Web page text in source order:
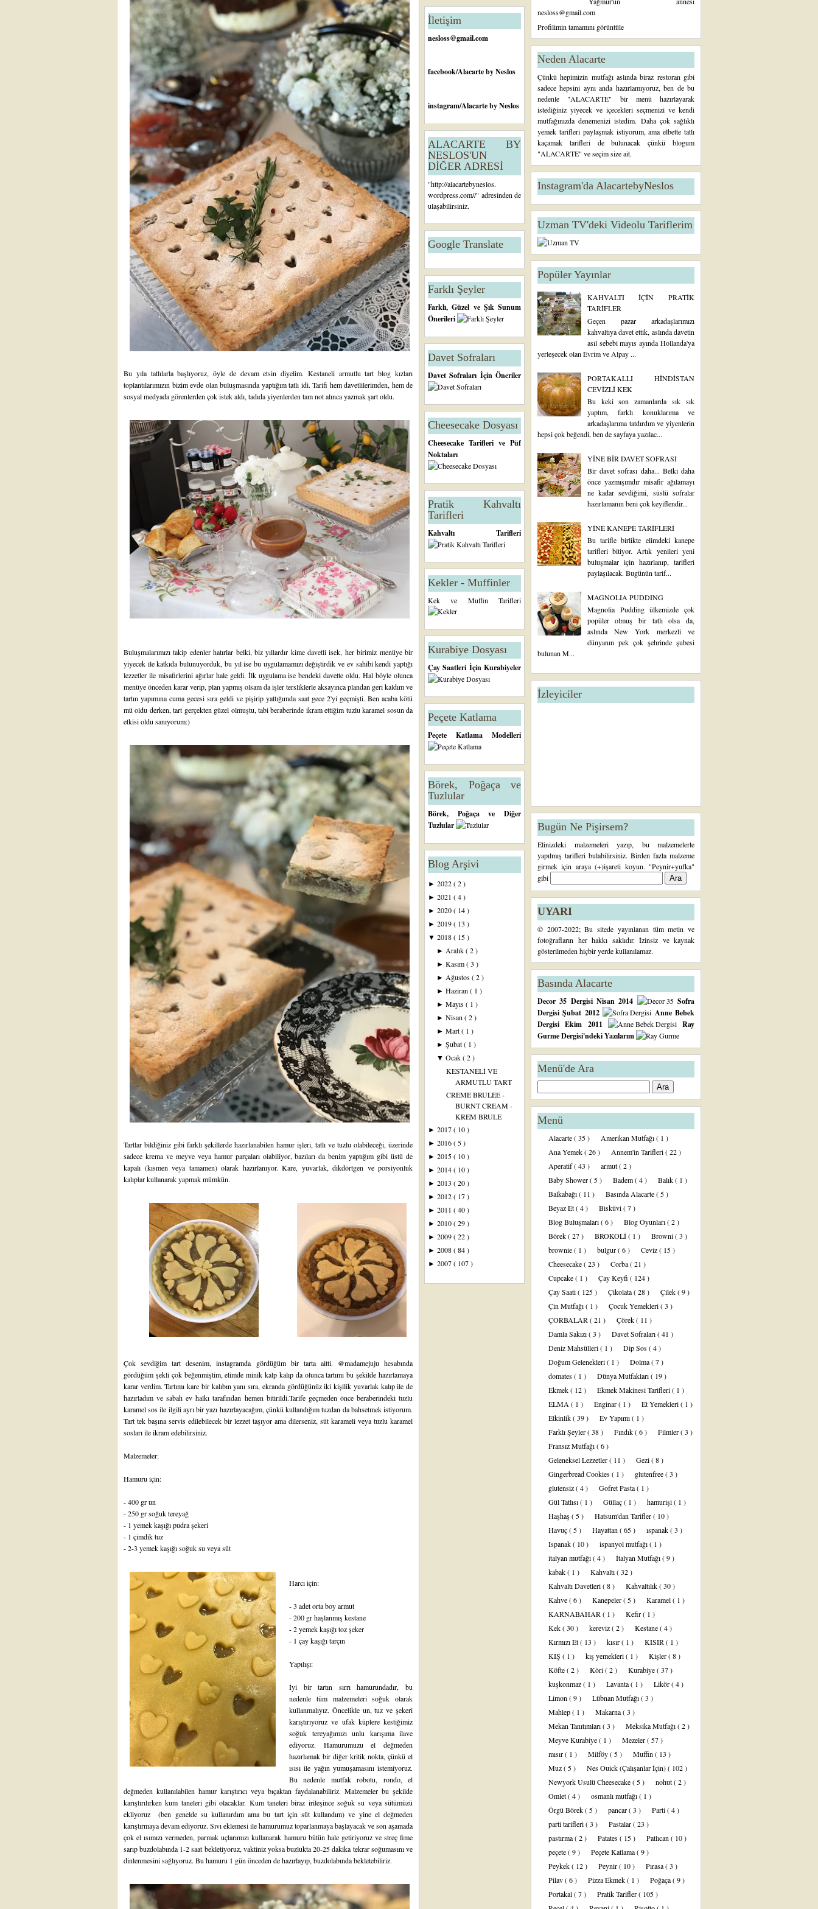
Bu yıla tatlılarla başlıyoruz, öyle de devam etsin diyelim. Kestaneli armutlu tart blog kızları
toplantılarımızın bizim evde olan buluşmasında yaptığım tatlı idi. Tarifi hem davetlilerimden, hem de
sosyal medyada görenlerden çok istek aldı, tadıda yiyenlerden tam not alınca yazmak şart oldu.
Buluşmalarımızı takip edenler hatırlar belki, biz yıllardır kime davetli isek, her birimiz menüye bir
yiyecek ile katkıda bulunuyorduk, bu yıl ise bu uygulamamızı değiştirdik ve ev sahibi kendi yaptığı
lezzetler ile misafirlerini ağırlar hale geldi. İlk uygulama ise bendeki davette oldu. Hal böyle olunca
menüye önceden karar verip, plan yapmış olsam da işler tersliklerle aksayınca plandan geri kaldım ve
tartın yapımına cuma gecesi sıra geldi ve pişirip yattığımda saat gece 2'yi geçmişti. Ben acaba kötü
mü oldu derken, tart gerçekten güzel olmuştu, tabi beraberinde ikram ettiğim tuzlu karamel sosun da
etkisi oldu sanıyorum:)
Tartlar bildiğiniz gibi farklı şekillerde hazırlanabilen hamur işleri, tatlı ve tuzlu olabileceği, üzerinde
sadece krema ve meyve veya hamur parçaları olabiliyor, bazıları da benim yaptığım gibi üstü de
kapalı (kısmen veya tamamen) olarak hazırlanıyor. Kare, yuvarlak, dikdörtgen ve porsiyonluk
kalıplar kullanarak yapmak mümkün.
Çok sevdiğim tart desenim, instagramda gördüğüm bir tarta aitti. @madamejuju hesabında
gördüğüm şekli çok beğenmiştim, elimde minik kalp kalıp da olunca tartımı bu şekilde hazırlamaya
karar verdim. Tartımı kare bir kalıbın yanı sıra, ekranda gördüğünüz iki kişilik yuvarlak kalıp ile de
hazırladım ve sabah ev halkı tarafından hemen bitirildi.Tarife geçmeden önce beraberindeki tuzlu
karamel sos ile ilgili ayrı bir yazı hazırlayacağım, çünkü kullandığım tuzdan da bahsetmek istiyorum.
Tart tek başına servis edilebilecek bir lezzet taşıyor ama dilerseniz, süt karameli veya tuzlu karamel
sosları ile ikram edebilirsiniz.
Malzemeler:
Hamuru için:
- 400 gr un
- 250 gr soğuk tereyağ
- 1 yemek kaşığı pudra şekeri
- 1 çimdik tuz
- 2-3 yemek kaşığı soğuk su veya süt
Harcı için:
- 3 adet orta boy armut
- 200 gr haşlanmış kestane
- 2 yemek kaşığı toz şeker
- 1 çay kaşığı tarçın
Yapılışı:
İyi bir tartın sırrı hamurundadır, bu
nedenle tüm malzemeleri soğuk olarak
kullanmalıyız. Öncelikle un, tuz ve şekeri
karıştırıyoruz ve ufak küplere kestiğimiz
soğuk tereyağımızı unlu karışıma ilave
ediyoruz. Hamurumuzu el değmeden
hazırlamak bir diğer kritik nokta, çünkü el
ısısı ile yağın yumuşamasını istemiyoruz.
Bu nedenle mutfak robotu, rondo, el
değmeden kullanılabilen hamur karıştırıcı veya bıçaktan faydalanabiliriz. Malzemeler bu şekilde
karıştırılırken kum taneleri gibi olacaklar. Kum taneleri biraz irileşince soğuk su veya sütümüzü
ekliyoruz (ben genelde su kullanırdım ama bu tart için süt kullandım) ve yine el değmeden
karıştırmaya devam ediyoruz. Sıvı eklemesi ile hamurumuz toparlanmaya başlayacak ve son aşamada
çok el ısımızı vermeden, parmak uçlarımızı kullanarak hamuru bütün hale getiriyoruz ve streç fime
sarıp buzdolabında 1-2 saat bekletiyoruz, vaktiniz yoksa buzlukta 20-25 dakika tekrar soğumasını ve
dinlenmesini sağlıyoruz. Bu hamuru 1 gün önceden de hazırlayıp, buzdolabında bekletebiliriz.
İletişim
nesloss@gmail.com
facebook/Alacarte by Neslos
instagram/Alacarte by Neslos
ALACARTE BY
NESLOS'UN
DİĞER ADRESİ
"http://alacartebyneslos.
wordpress.com//" adresinden de
ulaşabilirsiniz.
Google Translate
Farklı Şeyler
Farklı, Güzel ve Şık Sunum
Önerileri
Davet Sofraları
Davet Sofraları İçin Öneriler
Cheesecake Dosyası
Cheesecake Tarifleri ve Püf
Noktaları
Pratik Kahvaltı
Tarifleri
Kahvaltı Tarifleri
Kekler - Muffinler
Kek ve Muffin Tarifleri
Kurabiye Dosyası
Çay Saatleri İçin Kurabiyeler
Peçete Katlama
Peçete Katlama Modelleri
Börek, Poğaça ve
Tuzlular
Börek, Poğaça ve Diğer
Tuzlular
Blog Arşivi
► 2022( 2 )
► 2021 ( 4 )
► 2020( 14 )
► 2019( 13 )
▼ 2018( 15 )
►Aralık( 2 )
►Kasım( 3 )
►Ağustos( 2 )
►Haziran( 1 )
►Mayıs( 1 )
►Nisan( 2 )
►Mart( 1 )
►Şubat( 1 )
▼Ocak( 2 )
KESTANELİ VE
ARMUTLU TART
CREME BRULEE -
BURNT CREAM -
KREM BRULE
► 2017( 10 )
► 2016( 5 )
► 2015( 10 )
► 2014( 10 )
► 2013 ( 20 )
► 2012( 17 )
► 2011 ( 40 )
► 2010( 29 )
► 2009( 22 )
► 2008( 84 )
► 2007( 107 )
nesloss@gmail.com
Profilimin tamamını görüntüle
Neden Alacarte
Çünkü hepimizin mutfağı aslında biraz restoran gibi
sadece hepsini aynı anda hazırlamıyoruz, ben de bu
nedenle "ALACARTE" bir menü hazırlayarak
istediğiniz yiyecek ve içecekleri seçmenizi ve kendi
mutfağınızda denemenizi istedim. Daha çok sağlıklı
yemek tarifleri paylaşmak istiyorum, ama elbette tatlı
kaçamak tarifleri de bulunacak çünkü blogum
"ALACARTE" ve seçim size ait.
Instagram'da AlacartebyNeslos
Uzman TV'deki Videolu Tariflerim
Popüler Yayınlar
KAHVALTI İÇİN PRATİK
TARİFLER
Geçen pazar arkadaşlarımızı
kahvaltıya davet ettik, aslında davetin
asıl sebebi mayıs ayında Hollanda'ya
yerleşecek olan Evrim ve Alpay ...
PORTAKALLI HİNDİSTAN
CEVİZLİ KEK
Bu keki son zamanlarda sık sık
yaptım, farklı konuklarıma ve
arkadaşlarıma tatdırdım ve yiyenlerin
hepsi çok beğendi, ben de sayfaya yazılac...
YİNE BİR DAVET SOFRASI
Bir davet sofrası daha... Belki daha
önce yazmışımdır misafir ağılamayı
ne kadar sevdiğimi, süslü sofralar
hazırlamanın beni çok keyiflendir...
YİNE KANEPE TARİFLERİ
Bu tarifle birlikte elimdeki kanepe
tarifleri bitiyor. Artık yenileri yeni
buluşmalar için hazırlanıp, tarifleri
paylaşılacak. Bugünün tarif...
MAGNOLIA PUDDING
Magnolia Pudding ülkemizde çok
popüler olmuş bir tatlı olsa da,
aslında New York merkezli ve
dünyanın pek çok şehrinde şubesi
bulunan M...
İzleyiciler
Bugün Ne Pişirsem?
Elinizdeki malzemeleri yazıp, bu malzemelerle
yapılmış tarifleri bulabilirsiniz. Birden fazla malzeme
girmek için araya (+)işareti koyun. "Peynir+yufka"
gibi
UYARI
© 2007-2022; Bu sitede yayınlanan tüm metin ve
fotoğrafların her hakkı saklıdır. İzinsiz ve kaynak
gösterilmeden hiçbir yerde kullanılamaz.
Basında Alacarte
Decor 35 Dergisi Nisan 2014
Sofra
Dergisi Şubat 2012
Anne Bebek
Dergisi Ekim 2011
Ray
Gurme Dergisi'ndeki Yazılarım
Menü'de Ara
Menü
Alacarte( 35 ) Amerikan Mutfağı( 1 )
Ana Yemek( 26 ) Annem'in Tarifleri( 22 )
Aperatif( 43 ) armut( 2 )
Baby Shower( 5 ) Badem( 4 ) Balık( 1 )
Balkabağı( 11 ) Basında Alacarte( 5 )
Beyaz Et( 4 ) Bisküvi( 7 )
Blog Buluşmaları( 6 ) Blog Oyunları( 2 )
Börek( 27 ) BROKOLİ( 1 ) Browni( 3 )
brownie( 1 ) bulgur( 6 ) Ceviz( 15 )
Cheesecake( 23 ) Corba( 21 )
Cupcake( 1 ) Çay Keyfi ( 124 )
Çay Saati( 125 ) Çikolata( 28 ) Çilek( 9 )
Çin Mutfağı( 1 ) Çocuk Yemekleri( 3 )
ÇORBALAR ( 21 ) Çörek( 11 )
Damla Sakızı( 3 ) Davet Sofraları( 41 )
Deniz Mahsülleri( 1 ) Dip Sos( 4 )
Doğum Gelenekleri( 1 ) Dolma( 7 )
domates( 1 ) Dünya Mutfakları( 19 )
Ekmek( 12 ) Ekmek Makinesi Tarifleri( 1 )
ELMA ( 1 ) Enginar( 1 ) Et Yemekleri( 1 )
Etkinlik( 39 ) Ev Yapımı( 1 )
Farklı Şeyler( 38 ) Fındık( 6 ) Filmler( 3 )
Fransız Mutfağı( 6 )
Geleneksel Lezzetler( 11 ) Gezi( 8 )
Gingerbread Cookies( 1 ) glutenfree( 3 )
glutensiz( 4 ) Gofret Pasta( 1 )
Gül Tatlısı( 1 ) Güllaç( 1 ) hamurişi( 1 )
Haşhaş( 5 ) Hatsum'dan Tarifler( 10 )
Havuç( 5 ) Hayattan ( 65 ) ıspanak( 3 )
Ispanak( 10 ) ispanyol mutfağı( 1 )
italyan mutfağı( 4 ) İtalyan Mutfağı( 9 )
kabak( 1 ) Kahvaltı( 32 )
Kahvaltı Davetleri( 8 ) Kahvaltılık( 30 )
Kahve( 6 ) Kanepeler( 5 ) Karamel( 1 )
KARNABAHAR ( 1 ) Kefir( 1 )
Kek( 30 ) kereviz( 2 ) Kestane( 4 )
Kırmızı Et( 13 ) kısır( 1 ) KISIR ( 1 )
KIŞ ( 1 ) kış yemekleri( 1 ) Kişler( 8 )
Köfte( 2 ) Köri( 2 ) Kurabiye( 37 )
kuşkonmaz( 1 ) Lavanta( 1 ) Likör( 4 )
Limon ( 9 ) Lübnan Mutfağı( 3 )
Mahlep( 1 ) Makarna( 3 )
Mekan Tanıtımları( 3 ) Meksika Mutfağı( 2 )
Meyve Kurabiye( 1 ) Mezeler( 57 )
mısır( 1 ) Milföy( 5 ) Muffin ( 13 )
Muz( 5 ) Nes Ouick (Çalışanlar İçin)( 102 )
Newyork Usulü Cheesecake( 5 ) nohut( 2 )
Omlet( 4 ) osmanlı mutfağı( 1 )
Örgü Börek( 5 ) pancar( 3 ) Parti( 4 )
parti tarifleri( 3 ) Pastalar( 23 )
pastırma( 2 ) Patates( 15 ) Patlıcan ( 10 )
peçete( 9 ) Peçete Katlama( 9 )
Peykek( 12 ) Peynir( 10 ) Pırasa( 3 )
Pilav( 6 ) Pizza Ekmek( 1 ) Poğaça( 9 )
Portakal( 7 ) Pratik Tarifler( 105 )